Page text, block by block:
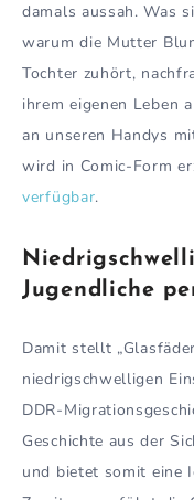
damals aussah. Was
warum die Mutter
Tochter zuhört,
ihrem eigenen Leben
an unseren Handys
wird in Comic-Form
verfügbar.
Jugendliche
Damit stellt
niedrigschwelligen
DDR-
Geschichte aus der
und bietet somit eine